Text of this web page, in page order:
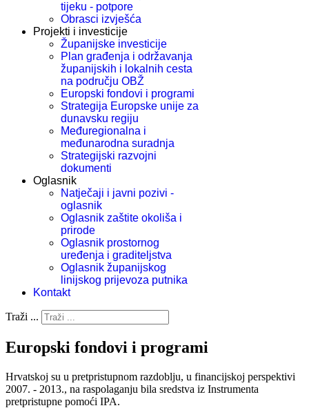
tijeku - potpore
Obrasci izvješća
Projekti i investicije
Županijske investicije
Plan građenja i održavanja
županijskih i lokalnih cesta
na području OBŽ
Europski fondovi i programi
Strategija Europske unije za
dunavsku regiju
Međuregionalna i
međunarodna suradnja
Strategijski razvojni
dokumenti
Oglasnik
Natječaji i javni pozivi -
oglasnik
Oglasnik zaštite okoliša i
prirode
Oglasnik prostornog
uređenja i graditeljstva
Oglasnik županijskog
linijskog prijevoza putnika
Kontakt
Traži ...
Europski fondovi i programi
Hrvatskoj su u pretpristupnom razdoblju, u financijskoj perspektivi
2007. - 2013., na raspolaganju bila sredstva iz Instrumenta
pretpristupne pomoći IPA.